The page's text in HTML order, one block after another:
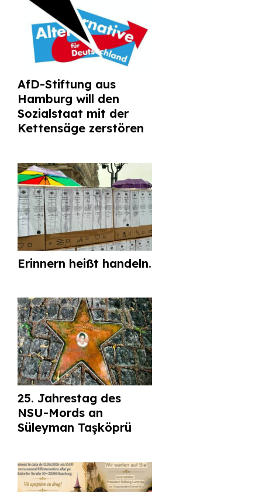
AfD-Stiftung aus
Hamburg will den
Sozialstaat mit der
Kettensäge zerstören
Erinnern heißt handeln.
25. Jahrestag des
NSU-Mords an
Süleyman Taşköprü